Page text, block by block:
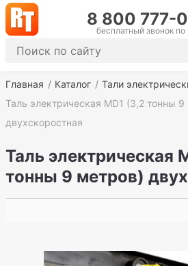
8 800 777-
бесплатный звонок
Главная Каталог
Тали
Таль электрическая MD1 (3,2 тонны
двухскоростная
Таль электрическая
тонны 9 метров)